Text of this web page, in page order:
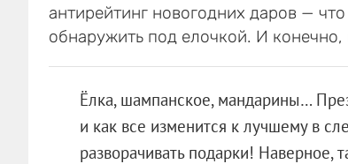
антирейтинг новогодних даров —
обнаружить под елочкой. И
Ёлка, шампанское, мандарины…
и как все изменится к лучшему в
разворачивать подарки! Наверное,